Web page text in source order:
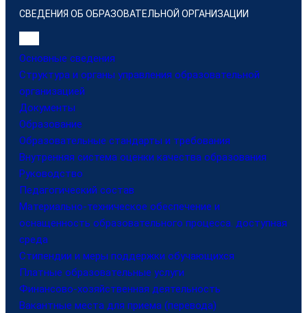
СВЕДЕНИЯ ОБ ОБРАЗОВАТЕЛЬНОЙ ОРГАНИЗАЦИИ
Основные сведения
Структура и органы управления образовательной
организацией
Документы
Образование
Образовательные стандарты и требования
Внутренняя система оценки качества образования
Руководство
Педагогический состав
Материально-техническое обеспечение и
оснащенность образовательного процесса. доступная
среда
Стипендии и меры поддержки обучающихся
Платные образовательные услуги
Финансово-хозяйственная деятельность
Вакантные места для приема (перевода)